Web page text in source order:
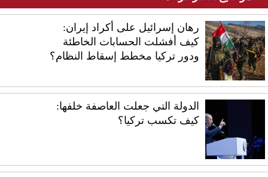
رهان إسرائيل على أكراد إيران:
كيف أفشلت الحسابات الخاطئة
ودور تركيا مخطط إسقاط النظام؟
الدولة التي جعلت العاصفة خلفها:
كيف تكسب تركيا؟